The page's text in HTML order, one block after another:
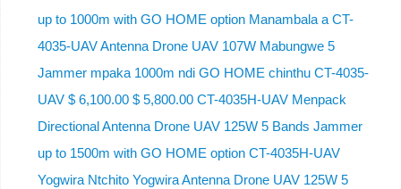
up to 1000m with GO HOME option Manambala a CT-
4035-UAV Antenna Drone UAV 107W Mabungwe 5
Jammer mpaka 1000m ndi GO HOME chinthu CT-4035-
UAV $ 6,100.00 $ 5,800.00 CT-4035H-UAV Menpack
Directional Antenna Drone UAV 125W 5 Bands Jammer
up to 1500m with GO HOME option CT-4035H-UAV
Yogwira Ntchito Yogwira Antenna Drone UAV 125W 5